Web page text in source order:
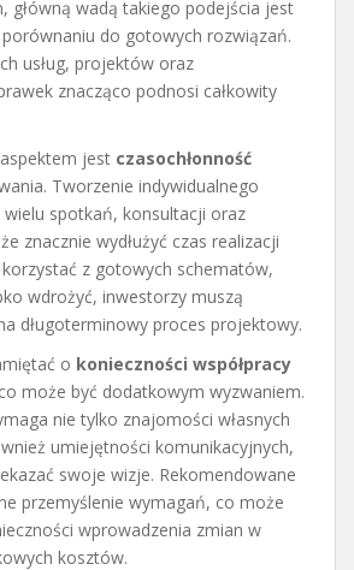
główną wadą takiego podejścia jest
do gotowych rozwiązań.
usług, projektów oraz
znacząco podnosi całkowity
jest czasochłonność
Tworzenie indywidualnego
spotkań, konsultacji oraz
znacznie wydłużyć czas realizacji
z gotowych schematów,
wdrożyć, inwestorzy muszą
długoterminowy proces projektowy.
o konieczności współpracy
może być dodatkowym wyzwaniem.
nie tylko znajomości własnych
umiejętności komunikacyjnych,
swoje wizje. Rekomendowane
przemyślenie wymagań, co może
wprowadzenia zmian w
kosztów.